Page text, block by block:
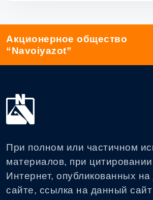
Акционерное общество
“Navoiyazot”
При полном или частичном
материалов, при
Интернет, опубликованных
сайте, ссылка на данный